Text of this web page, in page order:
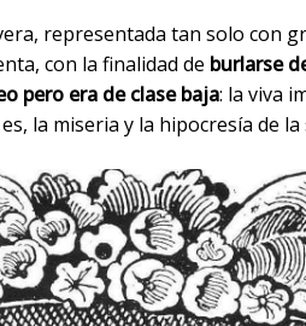
representada tan solo con
con la finalidad de burlarse
pero era de clase baja: la viva
la miseria y la hipocresía de la